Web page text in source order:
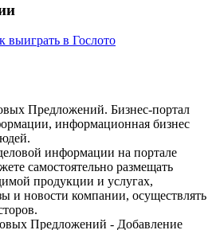
выиграть в Гослото
Предложений. Бизнес-портал
информационная бизнес
информации на портале
самостоятельно размещать
продукции и услугах,
и новости компании, осуществлять
Предложений - Добавление